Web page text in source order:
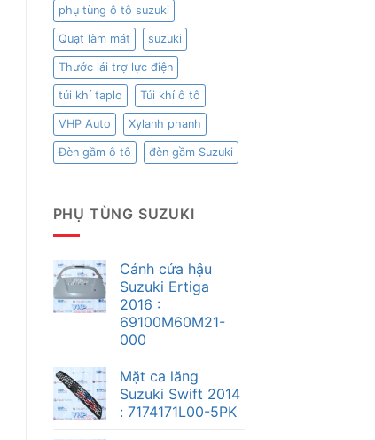
phụ tùng ô tô suzuki
Quạt làm mát suzuki
Thước lái trợ lực điện
túi khí taplo Túi khí ô tô
VHP Auto Xylanh phanh
Đèn gầm ô tô đèn gầm Suzuki
PHỤ TÙNG SUZUKI
Cánh cửa hậu
Suzuki Ertiga
2016 :
69100M60M21-
000
Mặt ca lăng
Suzuki Swift 2014
: 7174171L00-5PK